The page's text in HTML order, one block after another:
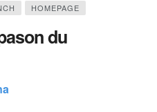
HOMEPAGE
du